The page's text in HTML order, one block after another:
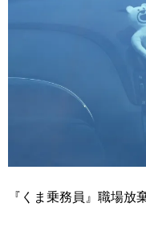
『くま乗務員』職場放